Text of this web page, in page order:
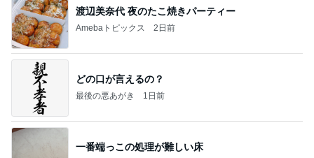
渡辺美奈代 夜のたこ焼きパーティー
Amebaトピックス 2日前
どの口が言えるの？
最後の悪あがき 1日前
一番端っこの処理が難しい床